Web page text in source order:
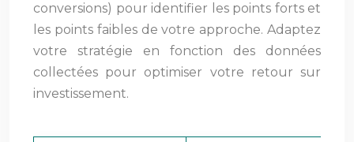
conversions) pour identifier les points forts et
les points faibles de votre approche. Adaptez
votre stratégie en fonction des données
collectées pour optimiser votre retour sur
investissement.